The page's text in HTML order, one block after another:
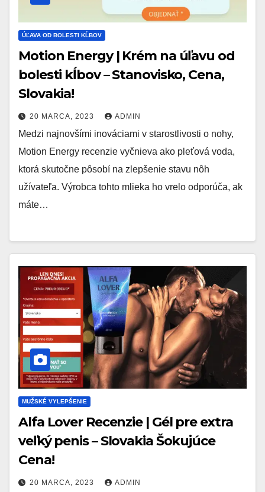
ÚĽAVA OD BOLESTI KĹBOV
Motion Energy | Krém na úľavu od
bolesti kĺbov – Stanovisko, Cena,
Slovakia!
20 MARCA, 2023 ADMIN
Medzi najnovšími inováciami v starostlivosti o nohy,
Motion Energy recenzie vyčnieva ako pleťová voda,
ktorá skutočne pôsobí na zlepšenie stavu nôh
užívateľa. Výrobca tohto mlieka ho vrelo odporúča, ak
máte…
MUŽSKÉ VYLEPŠENIE
Alfa Lover Recenzie | Gél pre extra
veľký penis – Slovakia Šokujúce
Cena!
20 MARCA, 2023 ADMIN